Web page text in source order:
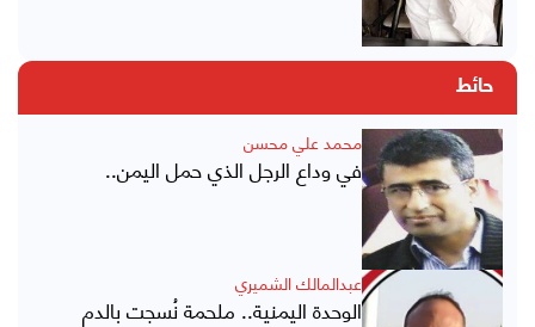
حائط
محمد علي محسن
في وداع الرجل الذي حمل اليمن..
عبدالمالك الشميري
الوحدة اليمنية.. ملحمة نُسجت بالدم